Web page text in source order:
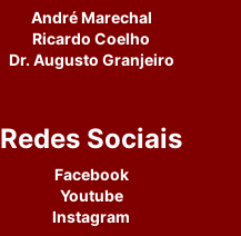
André Marechal
Ricardo Coelho
Dr. Augusto Granjeiro
Redes Sociais
Facebook
Youtube
Instagram